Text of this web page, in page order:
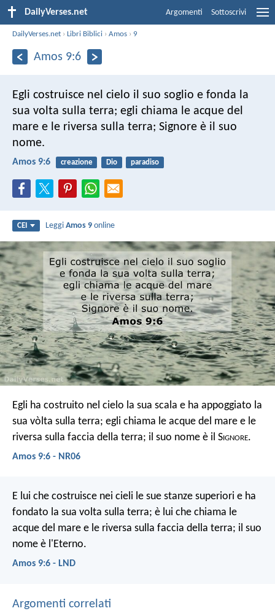
DailyVerses.net Argomenti Sottoscrivi
DailyVerses.net ›Libri Biblici ›Amos › 9
Amos 9:6
Egli costruisce nel cielo il suo soglio e fonda la
sua volta sulla terra; egli chiama le acque del
mare e le riversa sulla terra; Signore è il suo
nome.
Amos 9:6 creazione Dio paradiso
CEI LeggiAmos 9 online
Egli ha costruito nel cielo la sua scala e ha appoggiato la
sua vòlta sulla terra; egli chiama le acque del mare e le
riversa sulla faccia della terra; il suo nome è il Signore.
Amos 9:6 - NR06
E lui che costruisce nei cieli le sue stanze superiori e ha
fondato la sua volta sulla terra; è lui che chiama le
acque del mare e le riversa sulla faccia della terra; il suo
nome è l'Eterno.
Amos 9:6 - LND
Argomenti correlati